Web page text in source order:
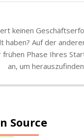
keinen
haben? Auf der
Phase Ihres
an, um
Source